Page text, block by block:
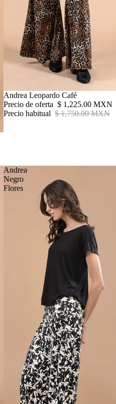
Oferta
Andrea Leopardo Café
Precio de oferta $ 1,225.00 MXN
Precio habitual $ 1,750.00 MXN
Andrea
Negro
Flores